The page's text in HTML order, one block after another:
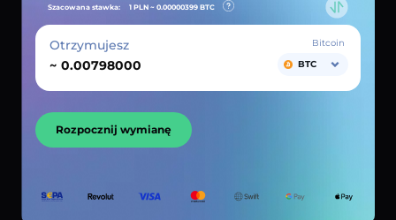
Szacowana stawka: 1 PLN ~ 0.00000399 BTC
Otrzymujesz
~
Bitcoin
BTC
Rozpocznij wymianę